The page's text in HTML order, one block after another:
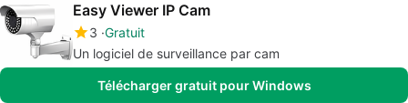
Easy Viewer IP Cam
3 Gratuit
Un logiciel de surveillance par cam
Télécharger gratuit pour Windows